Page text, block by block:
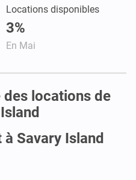
Locations disponibles
3%
En Mai
locations de
Savary Island